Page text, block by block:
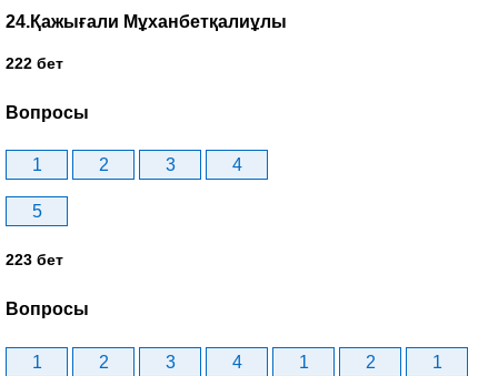
24.Қажығали Мұханбетқалиұлы
222 бет
Вопросы
1 2 3 4
5
223 бет
Вопросы
1 2 3 4 1 2
1